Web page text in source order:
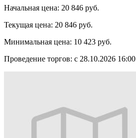
Начальная цена: 20 846 руб.
Текущая цена: 20 846 руб.
Минимальная цена: 10 423 руб.
Проведение торгов: с 28.10.2026 16:00